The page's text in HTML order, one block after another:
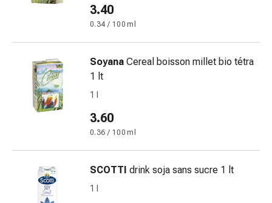
raffreddore
Caramelle
per
tosse
Influenza
Tosse
Inalatori
3.40
0.34 / 100 ml
Soyana Cereal boisson millet bio tétra
1 lt
1 l
3.60
0.36 / 100 ml
SCOTTI drink soja sans sucre 1 lt
1 l